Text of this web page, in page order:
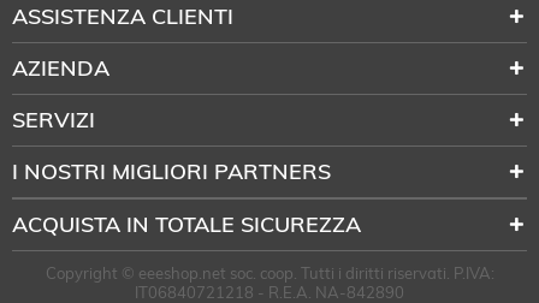
ASSISTENZA CLIENTI
AZIENDA
SERVIZI
I NOSTRI MIGLIORI PARTNERS
ACQUISTA IN TOTALE SICUREZZA
Copyright © eeeshop.net soc. coop. Tutti i diritti riservati. P.IVA:
IT06840721218 - R.E.A. NA-842890